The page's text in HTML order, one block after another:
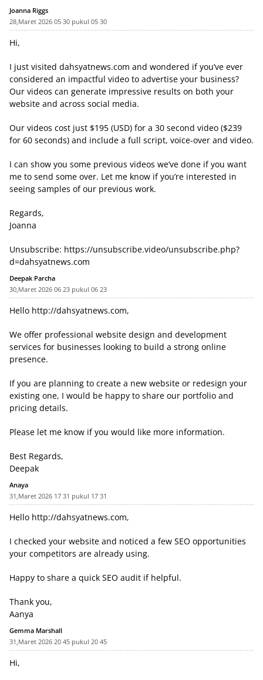
Joanna Riggs
28,Maret 2026 05 30 pukul 05 30
Hi,
I just visited dahsyatnews.com and wondered if you’ve ever
considered an impactful video to advertise your business?
Our videos can generate impressive results on both your
website and across social media.
Our videos cost just $195 (USD) for a 30 second video ($239
for 60 seconds) and include a full script, voice-over and video.
I can show you some previous videos we’ve done if you want
me to send some over. Let me know if you’re interested in
seeing samples of our previous work.
Regards,
Joanna
Unsubscribe: https://unsubscribe.video/unsubscribe.php?
d=dahsyatnews.com
Deepak Parcha
30,Maret 2026 06 23 pukul 06 23
Hello http://dahsyatnews.com,
We offer professional website design and development
services for businesses looking to build a strong online
presence.
If you are planning to create a new website or redesign your
existing one, I would be happy to share our portfolio and
pricing details.
Please let me know if you would like more information.
Best Regards,
Deepak
Anaya
31,Maret 2026 17 31 pukul 17 31
Hello http://dahsyatnews.com,
I checked your website and noticed a few SEO opportunities
your competitors are already using.
Happy to share a quick SEO audit if helpful.
Thank you,
Aanya
Gemma Marshall
31,Maret 2026 20 45 pukul 20 45
Hi,